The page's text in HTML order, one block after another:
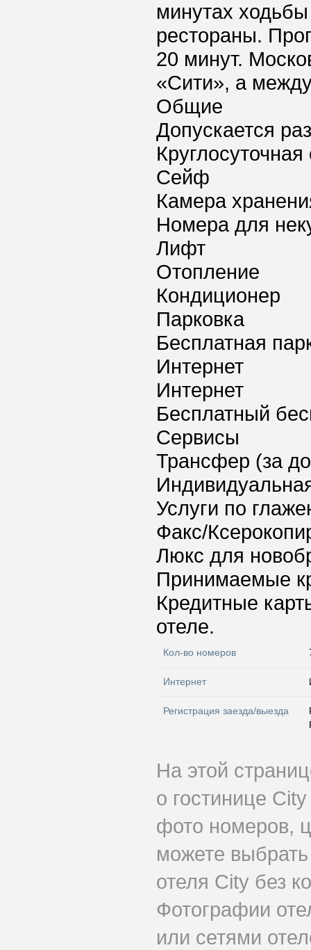
минутах
рестораны.
20 минут.
«Сити», а
Общие
Допускается
Сейф
Камера
Номера для
Лифт
Отопление
Кондиционер
Парковка
Бесплатная
Интернет
Интернет
Бесплатный
Сервисы
Трансфер (за
Услуги по
Факс/
Люкс для
Принимаемые
Кредитные
отеле.
Кол-во номеров
Интернет
Регистрация заезда/выезда
На этой
о гостинице
фото номеров,
можете
отеля City без
Фотографии
или сетями